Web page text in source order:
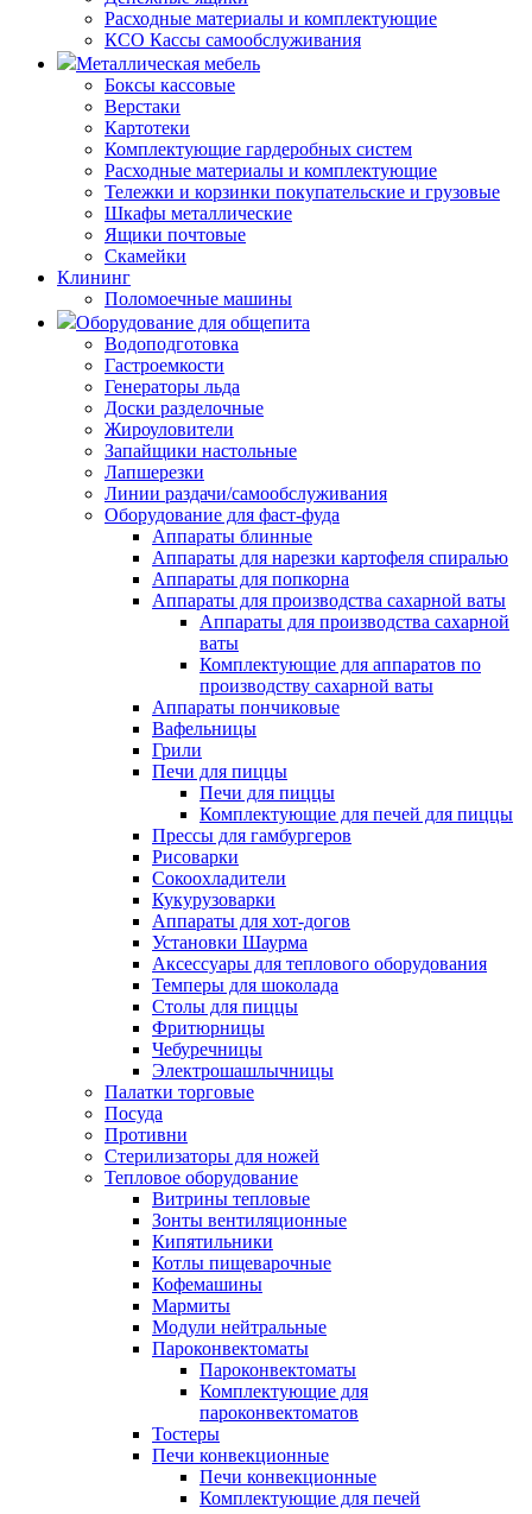
Расходные материалы и комплектующие
КСО Кассы самообслуживания
Металлическая мебель
Боксы кассовые
Верстаки
Картотеки
Комплектующие гардеробных систем
Расходные материалы и комплектующие
Тележки и корзинки покупательские и грузовые
Шкафы металлические
Ящики почтовые
Скамейки
Клининг
Поломоечные машины
Оборудование для общепита
Водоподготовка
Гастроемкости
Генераторы льда
Доски разделочные
Жироуловители
Запайщики настольные
Лапшерезки
Линии раздачи/самообслуживания
Оборудование для фаст-фуда
Аппараты блинные
Аппараты для нарезки картофеля спиралью
Аппараты для попкорна
Аппараты для производства сахарной ваты
Аппараты для производства сахарной
ваты
Комплектующие для аппаратов по
производству сахарной ваты
Аппараты пончиковые
Вафельницы
Грили
Печи для пиццы
Печи для пиццы
Комплектующие для печей для пиццы
Прессы для гамбургеров
Рисоварки
Сокоохладители
Кукурузоварки
Аппараты для хот-догов
Установки Шаурма
Аксессуары для теплового оборудования
Темперы для шоколада
Столы для пиццы
Фритюрницы
Чебуречницы
Электрошашлычницы
Палатки торговые
Посуда
Противни
Стерилизаторы для ножей
Тепловое оборудование
Витрины тепловые
Зонты вентиляционные
Кипятильники
Котлы пищеварочные
Кофемашины
Мармиты
Модули нейтральные
Пароконвектоматы
Пароконвектоматы
Комплектующие для
пароконвектоматов
Тостеры
Печи конвекционные
Печи конвекционные
Комплектующие для печей